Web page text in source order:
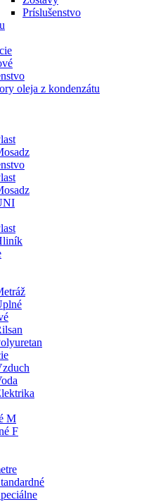
Príslušenstvo
oleja z kondenzátu
M
F